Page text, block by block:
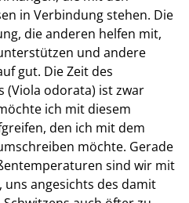
in Verbindung stehen. Die
die anderen helfen mit,
und andere
gut. Die Zeit des
(Viola odorata) ist zwar
ich mit diesem
den ich mit dem
möchte. Gerade
sind wir mit
angesichts des damit